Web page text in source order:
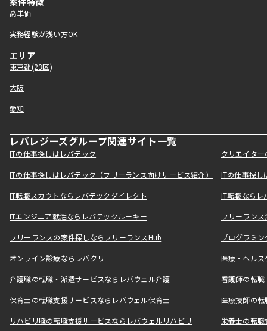
案件特徴
高単価
実務経験が浅い方OK
エリア
東京都(23区)
大阪
愛知
レバレジーズグループ関連サイト一覧
ITの仕事探しはレバテック クリエイタ
ITの仕事探しはレバテック（フリーランス向けサービス紹介） ITの仕事探
IT転職スカウトならレバテックダイレクト IT転職なら
ITエンジニア就活ならレバテックルーキー フリーラン
フリーランスの案件探しならフリーランスHub プログラミ
オンライン診療ならレバクリ 医療・ヘル
介護職の転職・派遣サービスならレバウェル介護 看護師の転
保育士の転職支援サービスならレバウェル保育士 医療技師の
リハビリ職の転職支援サービスならレバウェルリハビリ 栄養士の転